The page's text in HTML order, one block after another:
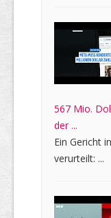
567 Mio.
der ...
Ein Gericht
verurteilt: ...